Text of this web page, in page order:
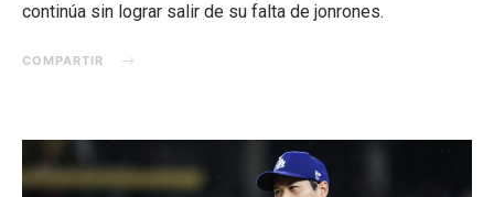
continúa sin lograr salir de su falta de jonrones.
COMPARTIR